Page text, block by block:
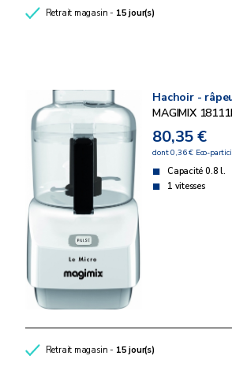
Retrait magasin - 15 jour(s)
Hachoir -
MAGIMIX
80,35 €
dont 0,36 € Eco-
Capacité 0.8 l.
1 vitesses
Retrait magasin - 15 jour(s)